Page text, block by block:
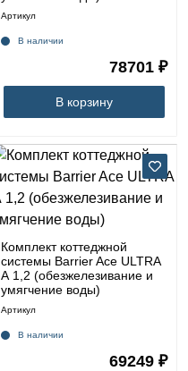
Артикул
В наличии
78701 ₽
В корзину
Комплект коттеджной
системы Barrier Ace ULTRA
А 1,2 (обезжелезивание и
умягчение воды)
Артикул
В наличии
69249 ₽